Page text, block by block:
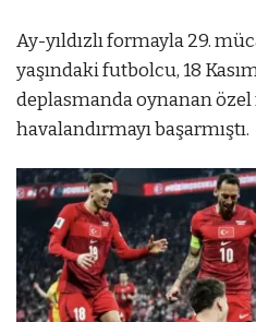
Ay-yıldızlı formayla 29.
yaşındaki futbolcu, 18
deplasmanda oynanan
havalandırmayı başarmıştı.